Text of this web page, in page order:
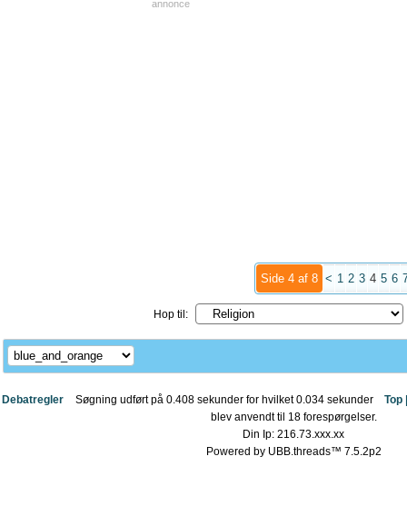
annonce
Side 4 af 8 < 1 2 3 4 5 6
Hop til:
Debatregler Top
Søgning udført på 0.408 sekunder for hvilket 0.034 sekunder
blev anvendt til 18 forespørgelser.
Din Ip: 216.73.xxx.xx
Powered by UBB.threads™ 7.5.2p2